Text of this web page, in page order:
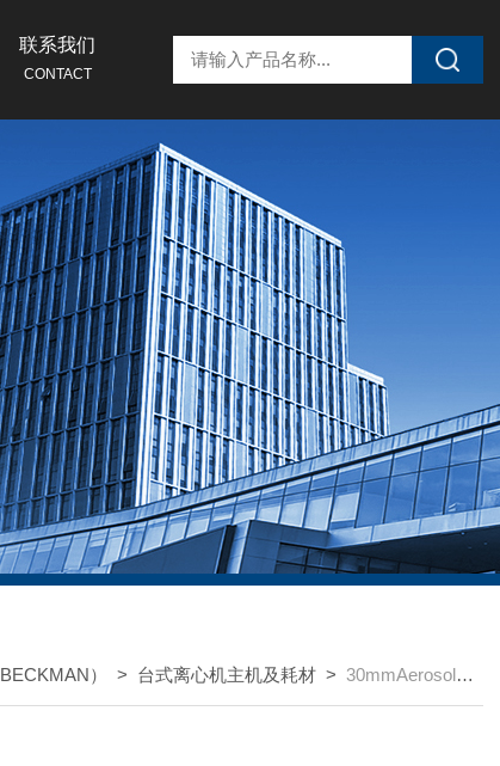
联系我们
CONTACT
） > 台式离心机主机及耗材 >30mmAerosolve筒离心管支架适配器2Pk